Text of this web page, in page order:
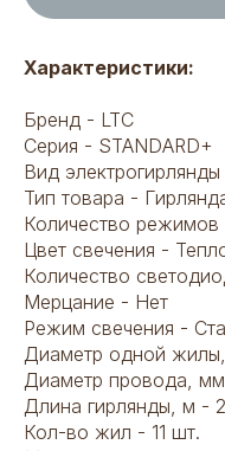
Характеристики:
Бренд - LTC
Серия - STANDARD+
Вид
Тип товара -
Количество режимов
Цвет свечения -
Количество
Мерцание - Нет
Режим свечения -
Диаметр одной
Диаметр провода,
Длина гирлянды, м -
Кол-во жил - 11 шт.